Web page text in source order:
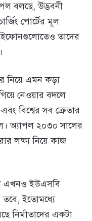
বলছে, উদ্ভবনী
পোর্টের মূল
আইফোনগুলোতেও তাদের
নিয়ে এমন কড়া
নেওয়ার বদলে
বিশ্বের সব ক্রেতার
অ্যাপল ২০৩০ সালের
লক্ষ্য নিয়ে কাজ
এখনও ইউএসবি
তবে, ইতোমধ্যে
নির্মাতাদের একটা